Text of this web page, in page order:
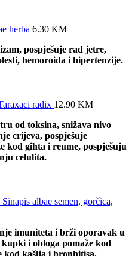
herba 6.30 KM
pospješuje rad jetre,
hemoroida i hipertenzije.
radix 12.90 KM
od toksina, snižava nivo
crijeva, pospješuje
kod gihta i reume, pospješuju
celulita.
albae semen, gorčica,
imuniteta i brži oporavak u
i obloga pomaže kod